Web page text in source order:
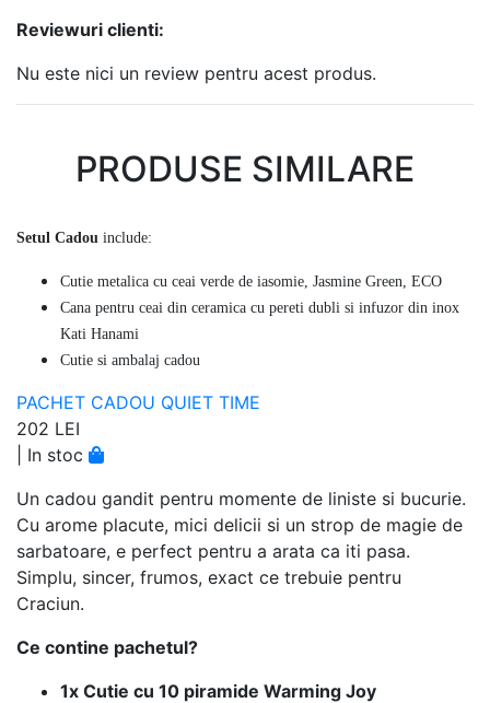
Reviewuri clienti:
Nu este nici un review pentru acest produs.
PRODUSE SIMILARE
Setul Cadou include:
Cutie metalica cu ceai verde de iasomie, Jasmine Green, ECO
Cana pentru ceai din ceramica cu pereti dubli si infuzor din inox
Kati Hanami
Cutie si ambalaj cadou
PACHET CADOU QUIET TIME
202 LEI
In stoc
Un cadou gandit pentru momente de liniste si bucurie.
Cu arome placute, mici delicii si un strop de magie de
sarbatoare, e perfect pentru a arata ca iti pasa.
Simplu, sincer, frumos, exact ce trebuie pentru
Craciun.
Ce contine pachetul?
1x Cutie cu 10 piramide Warming Joy